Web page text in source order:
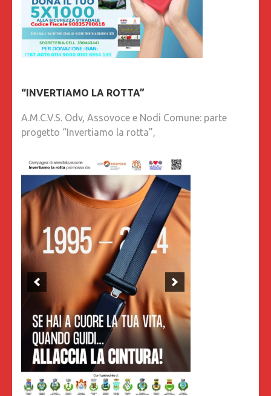
“INVERTIAMO LA ROTTA”
A.M.C.V.S. Odv, Assovoce e Nodi Comune: parte
progetto “Invertiamo la rotta”,